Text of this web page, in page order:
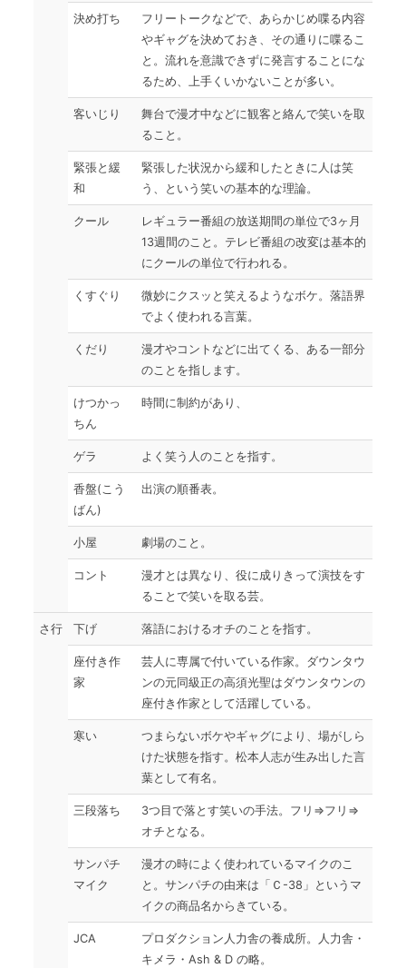
決め打ち
フリートークなどで、あらかじめ喋る内容
やギャグを決めておき、その通りに喋るこ
と。流れを意識できずに発言することにな
るため、上手くいかないことが多い。
客いじり
舞台で漫才中などに観客と絡んで笑いを取
ること。
緊張と緩
和
緊張した状況から緩和したときに人は笑
う、という笑いの基本的な理論。
クール
レギュラー番組の放送期間の単位で3ヶ月
13週間のこと。テレビ番組の改変は基本的
にクールの単位で行われる。
くすぐり
微妙にクスッと笑えるようなボケ。落語界
でよく使われる言葉。
くだり
漫才やコントなどに出てくる、ある一部分
のことを指します。
けつかっ
ちん
時間に制約があり、
ゲラ よく笑う人のことを指す。
香盤(こう
ばん)
出演の順番表。
小屋 劇場のこと。
コント
漫才とは異なり、役に成りきって演技をす
ることで笑いを取る芸。
さ行 下げ 落語におけるオチのことを指す。
座付き作
家
芸人に専属で付いている作家。ダウンタウ
ンの元同級正の高須光聖はダウンタウンの
座付き作家として活躍している。
寒い
つまらないボケやギャグにより、場がしら
けた状態を指す。松本人志が生み出した言
葉として有名。
三段落ち
3つ目で落とす笑いの手法。フリ⇒フリ⇒
オチとなる。
サンパチ
マイク
漫才の時によく使われているマイクのこ
と。サンパチの由来は「Ｃ-38」というマ
イクの商品名からきている。
JCA
プロダクション人力舎の養成所。人力舎・
キメラ・Ash & D の略。